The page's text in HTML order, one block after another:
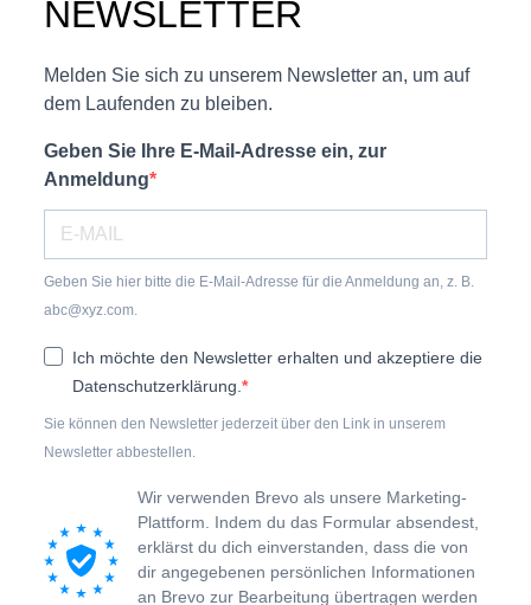
NEWSLETTER
Melden Sie sich zu unserem Newsletter an, um auf
dem Laufenden zu bleiben.
Geben Sie Ihre E-Mail-Adresse ein, zur
Anmeldung
Geben Sie hier bitte die E-Mail-Adresse für die Anmeldung an, z. B.
abc@xyz.com.
Ich möchte den Newsletter erhalten und akzeptiere die
Datenschutzerklärung.
Sie können den Newsletter jederzeit über den Link in unserem
Newsletter abbestellen.
Wir verwenden Brevo als unsere Marketing-
Plattform. Indem du das Formular absendest,
erklärst du dich einverstanden, dass die von
dir angegebenen persönlichen Informationen
an Brevo zur Bearbeitung übertragen werden